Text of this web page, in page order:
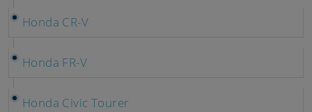
Honda CR-V
Honda FR-V
Honda Civic Tourer